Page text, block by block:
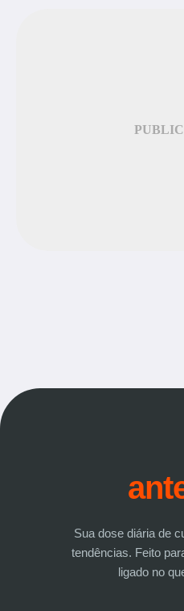
Sua dose diária de
tendências. Feito
ligado no